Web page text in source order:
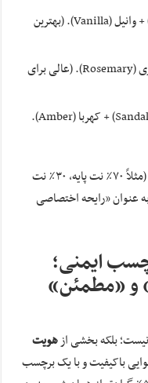
اسطوخودوس (Lavender) + وانیل (Vanilla). (بهترین
لیمو (Lemon) + رزماری (Rosemary). (عالی برای
چوب صندل (Sandalwood) + کهربا (Amber).
همیشه نسبت ترکیب را یادداشت کنید (مثلاً ۷۰٪ نت پایه، ۳۰٪ نت
عنوان «رایحه اختصاصی
ایمنی؛
و «مطمئن»
بلکه بخشی ازهویت
باکیفیت و با یک برچسب